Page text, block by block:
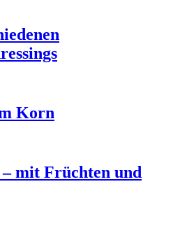
Korn
mit Früchten und